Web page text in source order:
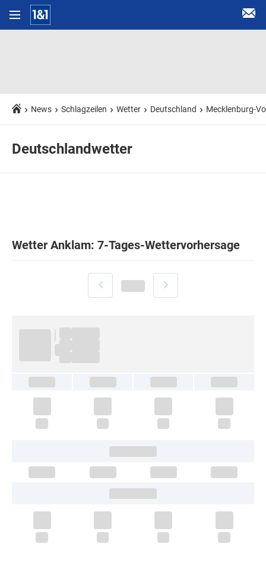
News Schlagzeilen Wetter Deutschland Mecklenburg-
Deutschlandwetter
Wetter Anklam: 7-Tages-Wettervorhersage